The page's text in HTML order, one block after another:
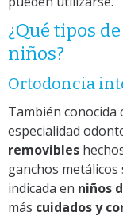
¿Qué tipos
niños?
Ortodoncia
También conocida
especialidad
removibles
ganchos metálicos
indicada en niños
más cuidados y